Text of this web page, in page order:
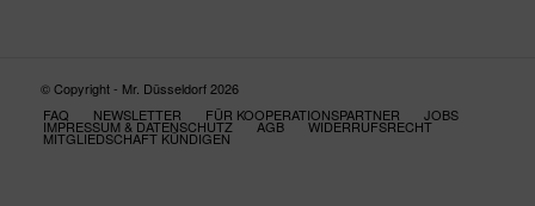
© Copyright - Mr. Düsseldorf 2026
FAQ
NEWSLETTER FÜR KOOPERATIONSPARTNER JOBS
IMPRESSUM & DATENSCHUTZ AGB WIDERRUFSRECHT
MITGLIEDSCHAFT KÜNDIGEN